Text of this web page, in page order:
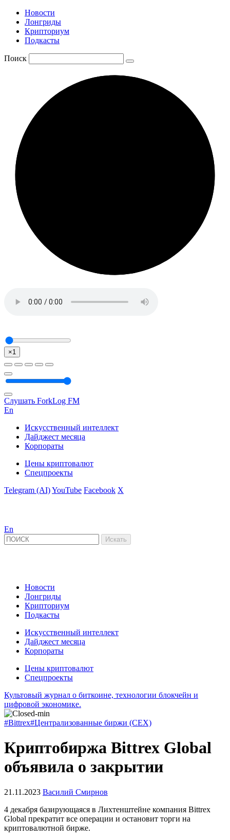
Новости
Лонгриды
Крипториум
Подкасты
Поиск
×1
Слушать ForkLog FM
En
Искусственный интеллект
Дайджест месяца
Корпораты
Цены криптовалют
Спецпроекты
Telegram (AI)YouTube Facebook X
En
Новости
Лонгриды
Крипториум
Подкасты
Искусственный интеллект
Дайджест месяца
Корпораты
Цены криптовалют
Спецпроекты
Культовый журнал о биткоине, технологии блокчейн и
цифровой экономике.
#Bittrex#Централизованные биржи (CEX)
Криптобиржа Bittrex Global
объявила о закрытии
21.11.2023 Василий Смирнов
4 декабря базирующаяся в Лихтенштейне компания Bittrex
Global прекратит все операции и остановит торги на
криптовалютной бирже.